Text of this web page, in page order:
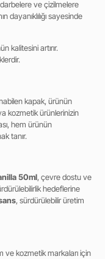
darbelere ve çizilmelere
sayesinde
kalitesini artırır.
kapak, ürünün
kozmetik ürünlerinizin
hem ürünün
tanır.
50ml, çevre dostu ve
hedeflerine
, sürdürülebilir üretim
ve kozmetik markaları için